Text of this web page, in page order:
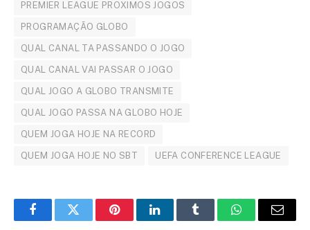
PREMIER LEAGUE PROXIMOS JOGOS
PROGRAMAÇÃO GLOBO
QUAL CANAL TA PASSANDO O JOGO
QUAL CANAL VAI PASSAR O JOGO
QUAL JOGO A GLOBO TRANSMITE
QUAL JOGO PASSA NA GLOBO HOJE
QUEM JOGA HOJE NA RECORD
QUEM JOGA HOJE NO SBT UEFA CONFERENCE LEAGUE
FacebookTwitter PinterestLinkedInTumblr WhatsAppEmail